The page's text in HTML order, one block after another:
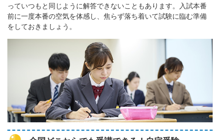
っていつもと同じように解答できないこともあります。入試本番
前に一度本番の空気を体感し、焦らず落ち着いて試験に臨む準備
をしておきましょう。